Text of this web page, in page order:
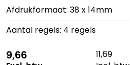
Afdrukformaat: 38 x 14mm
Aantal regels: 4 regels
9,66
11,69